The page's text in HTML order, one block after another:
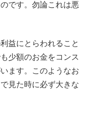
です。勿論これは悪
益にとらわれること
少額のお金をコンス
ます。このようなお
見た時に必ず大きな